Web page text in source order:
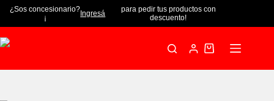
¿Sos concesionario?
¡
Ingresá
para pedir tus productos con
descuento!
Multiherramienta Dailfot Añadir al carrito